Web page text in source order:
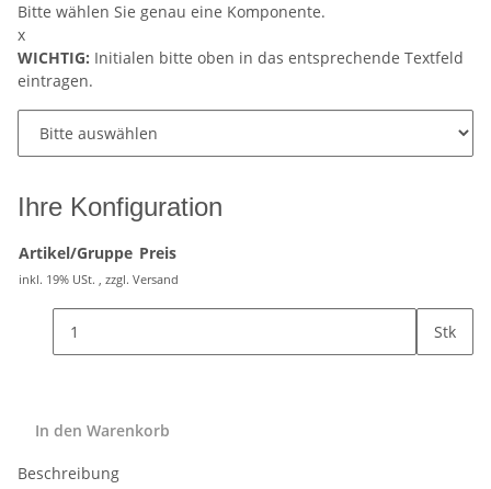
Bitte wählen Sie genau eine Komponente.
x
WICHTIG: Initialen bitte oben in das entsprechende Textfeld
eintragen.
Ihre Konfiguration
Artikel/Gruppe Preis
inkl. 19% USt. , zzgl. Versand
Stk
In den Warenkorb
Beschreibung